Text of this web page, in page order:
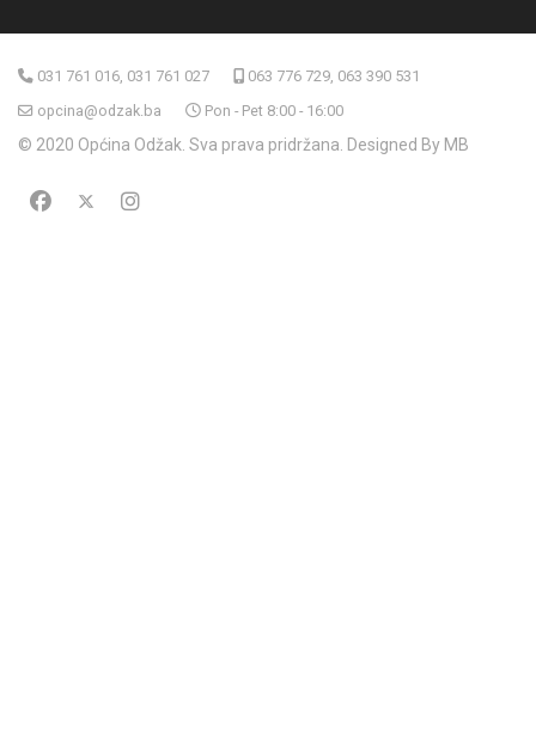
031 761 016, 031 761 027
063 776 729, 063 390 531
opcina@odzak.ba
Pon - Pet 8:00 - 16:00
© 2020 Općina Odžak. Sva prava pridržana. Designed By MB